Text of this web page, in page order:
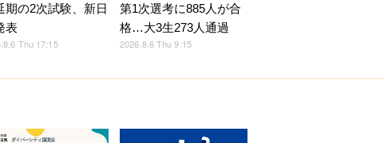
期の2次試験、新日
表
Thu 17:15
第1次選考に885人が合
格…大3生273人通過
2026.8.6 Thu 9:15